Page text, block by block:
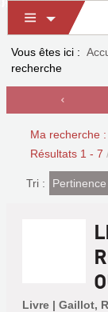
Vous êtes ici :
recherche
Ma recherche :
Résultats 1 - 7
Tri : (Effet
imédiat)
Pertinence
Livre | Gaillot,